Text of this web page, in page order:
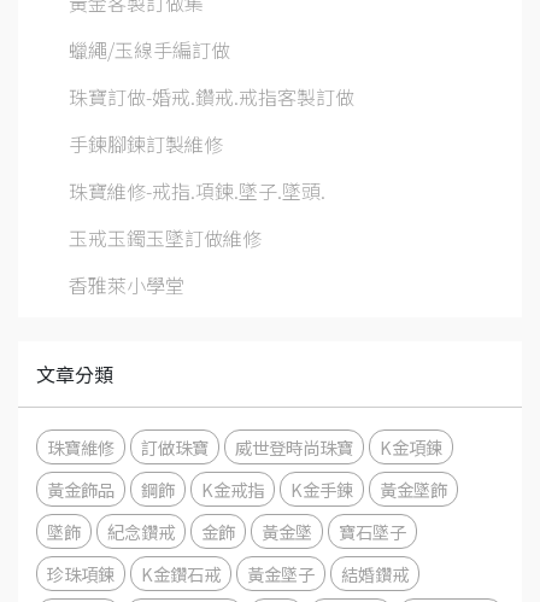
蠟繩/玉線手編訂做
珠寶訂做-婚戒.鑽戒.戒指客製訂做
手鍊腳鍊訂製維修
珠寶維修-戒指.項鍊.墜子.墜頭.
玉戒玉鐲玉墜訂做維修
香雅萊小學堂
文章分類
珠寶維修 訂做珠寶 威世登時尚珠寶
K金項鍊
黃金飾品
鋼飾 K金戒指 K金手鍊
黃金墜飾
墜飾
紀念鑽戒 金飾 黃金墜
寶石墜子
珍珠項鍊
K金鑽石戒 黃金墜子
結婚鑽戒